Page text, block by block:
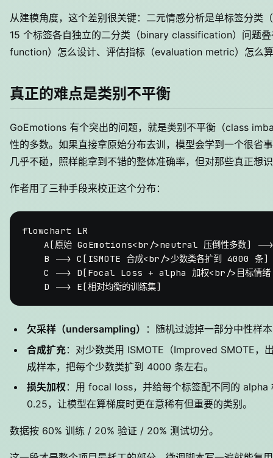
从建模角度，这个差别很关键：二元情感分析是单标签分
15 个标签各自独立的二分类（binary classification）问题
function）怎么设计、评估指标（evaluation metric）怎么
真正的难点是类别不平衡
GoEmotions 有个突出的问题，就是类别不平衡（class
性的多数。如果直接拿原始分布去训，模型会学到一个很省
几乎不碰，照样能拿到不错的整体准确率，但对那些真正想
作者用了三种手段来校正这个分布：
flowchart LR
A[原始 GoEmotions<br/>neutral 压倒性多数] --
    B --> C[ISMOTE 合成<br/>少数类各扩到 4000 条]
C --> D[Focal Loss + alpha 加权<br/>目标情
欠采样（undersampling）
：随机过滤掉一部分中性样
合成扩充：对少数类用 ISMOTE（Improved SMOTE
成样本，把每个少数类扩到 4000 条左右。
损失加权 ：用 focal loss，并给每个标签配不同的
0.25，让模型在算梯度时更在意稀有但重要的类别。
数据按 60% 训练 / 20% 验证 / 20% 测试切分。